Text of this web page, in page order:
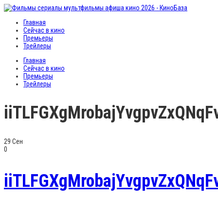
Главная
Сейчас в кино
Премьеры
Трейлеры
Главная
Сейчас в кино
Премьеры
Трейлеры
29 Сен
0